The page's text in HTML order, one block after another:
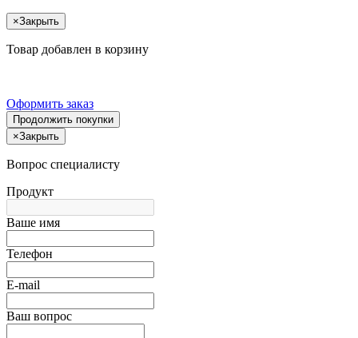
×Закрыть
Товар добавлен в корзину
Оформить заказ
Продолжить покупки
×Закрыть
Вопрос специалисту
Продукт
Ваше имя
Телефон
E-mail
Ваш вопрос